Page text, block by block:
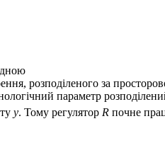
розподіленого за
параметр
у. Тому регулятор R почне